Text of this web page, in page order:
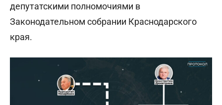
депутатскими полномочиями в
Законодательном собрании Краснодарского
края.